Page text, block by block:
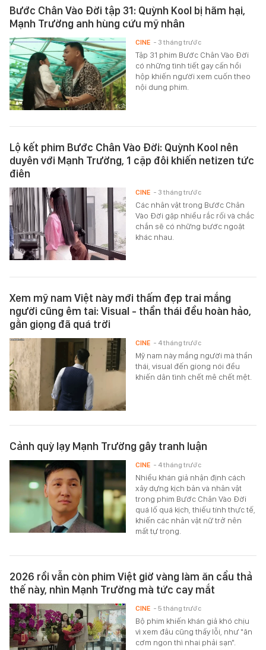
Bước Chân Vào Đời tập 31: Quỳnh Kool bị hãm hại,
Mạnh Trường anh hùng cứu mỹ nhân
Tập 31 phim Bước Chân Vào Đời
có những tình tiết gay cấn hồi
hộp khiến người xem cuốn theo
nội dung phim.
CINE - 3 tháng trước
Lộ kết phim Bước Chân Vào Đời: Quỳnh Kool nên
duyên với Mạnh Trường, 1 cặp đôi khiến netizen tức
điên
Các nhân vật trong Bước Chân
Vào Đời gặp nhiều rắc rối và chắc
chắn sẽ có những bước ngoặt
khác nhau.
CINE - 3 tháng trước
Xem mỹ nam Việt này mới thấm đẹp trai mắng
người cũng êm tai: Visual - thần thái đều hoàn hảo,
gằn giọng đã quá trời
Mỹ nam này mắng người mà thần
thái, visual đến giọng nói đều
khiến dân tình chết mê chết mệt.
CINE - 4 tháng trước
Cảnh quỳ lạy Mạnh Trường gây tranh luận
Nhiều khán giả nhận định cách
xây dựng kịch bản và nhân vật
trong phim Bước Chân Vào Đời
quá lố quá kịch, thiếu tính thực tế,
khiến các nhân vật nữ trở nên
mất tự trọng.
CINE - 4 tháng trước
2026 rồi vẫn còn phim Việt giờ vàng làm ăn cẩu thả
thế này, nhìn Mạnh Trường mà tức cay mắt
Bộ phim khiến khán giả khó chịu
vì xem đâu cũng thấy lỗi, như "ăn
cơm ngon thì nhai phải sạn".
CINE - 5 tháng trước